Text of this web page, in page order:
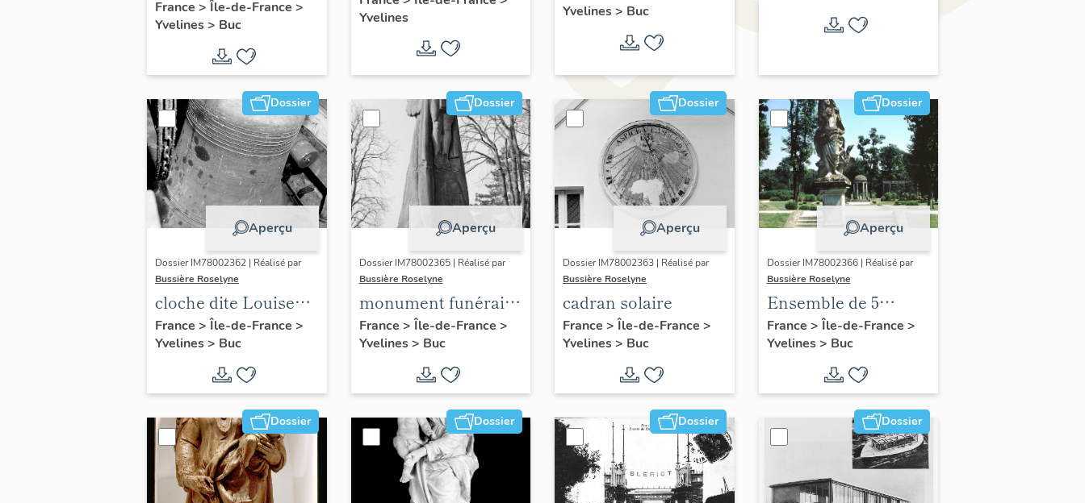
commune de Buc
France > Île-de-France >
Yvelines> Buc
Yvelines
Yvelines> Buc
d'étude Versailles
périphérie sud
Dossier
Aperçu
Dossier IM78002362 | Réalisé par
Bussière Roselyne
cloche dite Louise
Auguste Adélaïde
France > Île-de-France >
Yvelines> Buc
Dossier
Aperçu
Dossier IM78002365 | Réalisé par
Bussière Roselyne
monument funéraire
de Jean Casale
France > Île-de-France >
Yvelines> Buc
Dossier
Aperçu
Dossier IM78002363 | Réalisé par
Bussière Roselyne
cadran solaire
France > Île-de-France >
Yvelines> Buc
Dossier
Aperçu
Dossier IM78002366 | Réalisé par
Bussière Roselyne
Ensemble de 5
statues
France > Île-de-France >
Yvelines> Buc
Dossier Dossier Dossier Dossier